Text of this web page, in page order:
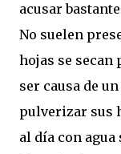
acusar
No suelen
hojas se secan
ser causa de
pulverizar sus
al día con agua